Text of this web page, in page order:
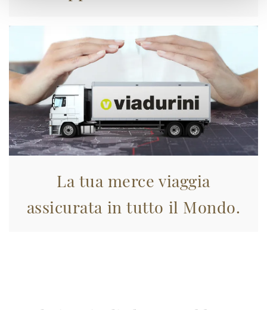
La tua merce viaggia
assicurata in tutto il Mondo.